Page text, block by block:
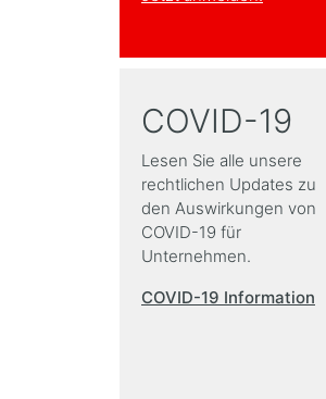
COVID-19
Lesen Sie alle unsere
rechtlichen Updates zu
den Auswirkungen von
COVID-19 für
Unternehmen.
COVID-19 Information